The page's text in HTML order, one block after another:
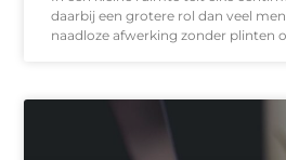
daarbij een grotere rol dan veel
naadloze afwerking zonder plinten